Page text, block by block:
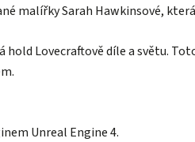
malířky Sarah Hawkinsové,
Lovecraftově díle a světu.
Unreal Engine 4.